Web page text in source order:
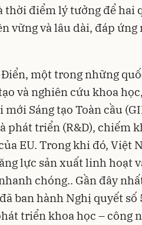
thời điểm lý tưởng để hai
vững và lâu dài, đáp
một trong những
và nghiên cứu khoa
mới Sáng tạo Toàn cầu
phát triển (R&D), chiếm
EU. Trong khi đó, Việt
lực sản xuất linh hoạt
chóng.. Gần đây
ban hành Nghị quyết
triển khoa học – công